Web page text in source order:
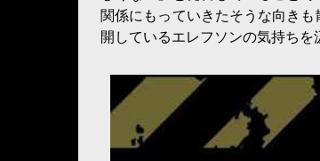
関係にもっていきたそうな向き
開しているエレフソンの気持ちを